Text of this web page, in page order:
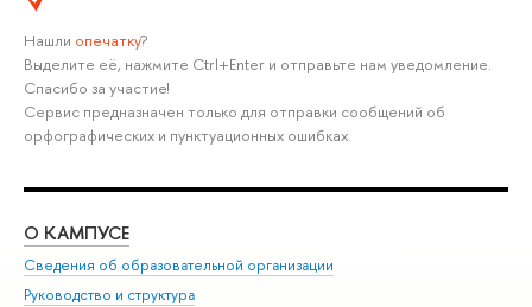
Нашли опечатку?
Выделите её, нажмите Ctrl+Enter и отправьте нам уведомление.
Спасибо за участие!
Сервис предназначен только для отправки сообщений об
орфографических и пунктуационных ошибках.
О КАМПУСЕ
Сведения об образовательной организации
Руководство и структура